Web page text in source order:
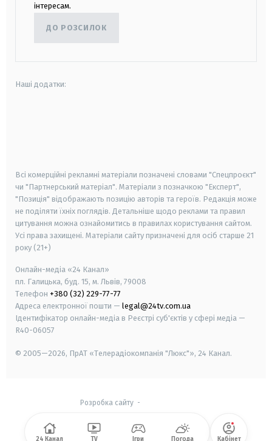
інтересам.
ДО РОЗСИЛОК
Наші додатки:
Всі комерційні рекламні матеріали позначені словами "Спецпроєкт"
чи "Партнерський матеріал". Матеріали з позначкою "Експерт",
"Позиція" відображають позицію авторів та героїв. Редакція може
не поділяти їхніх поглядів. Детальніше щодо реклами та правил
цитування можна ознайомитись в правилах користування сайтом.
Усі права захищені. Матеріали сайту призначені для осіб старше 21
року (21+)
Онлайн-медіа «24 Канал»
пл. Галицька, буд. 15, м. Львів, 79008
Телефон +380 (32) 229-77-77
Адреса електронної пошти — legal@24tv.com.ua
Ідентифікатор онлайн-медіа в Реєстрі суб'єктів у сфері медіа —
R40-06057
© 2005—2026, ПрАТ «Телерадіокомпанія "Люкс"», 24 Канал.
Розробка сайту-
24 Канал TV Ігри Погода Кабінет